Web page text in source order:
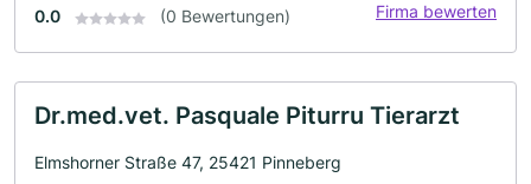
0.0 (0 Bewertungen) Firma bewerten
Dr.med.vet. Pasquale Piturru Tierarzt
Elmshorner Straße 47, 25421 Pinneberg